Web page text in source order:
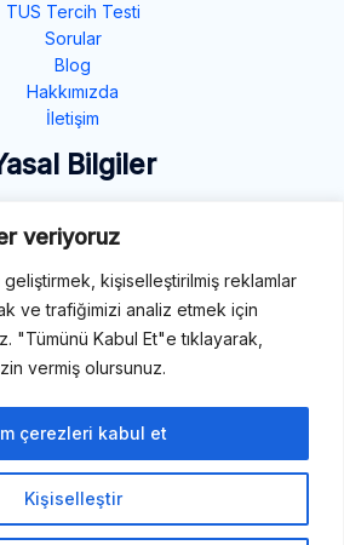
veriyoruz
kişiselleştirilmiş reklamlar
ve trafiğimizi analiz etmek için
"Tümünü Kabul Et"e tıklayarak,
vermiş olursunuz.
Kişiselleştir
çerezleri kabul et
TUS Tercih Testi
Sorular
Blog
Hakkımızda
İletişim
Bilgiler
Gizlilik Politikası
Çerez Politikası
Şartlar ve Koşullar
İletişim
LinkedIn